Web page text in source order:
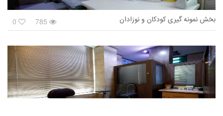
785
0 بخش نمونه گیری کودکان و نوزادان